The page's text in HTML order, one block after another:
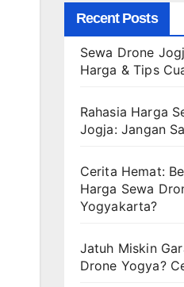
Recent Posts
Sewa Drone
Harga & Tips
Rahasia Harga
Jogja: Jangan
Cerita Hemat:
Harga Sewa
Yogyakarta?
Jatuh Miskin
Drone Yogya?